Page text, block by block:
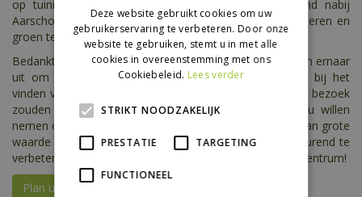
op tuinieren nabij Aarschot. Tuincentrum Bloemenland nabij
Aarschot nodigt u uit om dieper in de wereld van tuinieren en
groen te duiken.
Bedankt voor uw interesse in ons tuincentrum! We kijken ernaar
uit om u binnenkort te verwelkomen en u te helpen bij het
vinden van alles wat u nodig heeft voor uw tuin. Na uw bezoek
zouden we het zeer op prijs stellen als u de tijd zou willen
nemen om een
achter te laten. Uw feedback is van grote
waarde voor ons en helpt ons om onze service voortdurend te
verbeteren. Alvast hartelijk dank en tot ziens in ons tuincentrum!
Plan uw route
Deze website gebruikt cookies om uw
gebruikerservaring te verbeteren. Door onze
website te gebruiken, stemt u in met alle
cookies in overeenstemming met ons
Cookiebeleid. Lees verder
STRIKT NOODZAKELIJK
PRESTATIE TARGETING
FUNCTIONEEL